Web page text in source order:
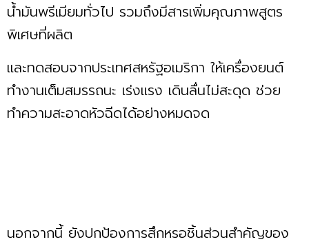
น้ำมันพรีเมียมทั่วไป รวมถึงมีสารเพิ่มคุณภาพสูตร
พิเศษที่ผลิต
และทดสอบจากประเทศสหรัฐอเมริกา ให้เครื่องยนต์
ทำงานเต็มสมรรถนะ เร่งแรง เดินลื่นไม่สะดุด ช่วย
ทำความสะอาดหัวฉีดได้อย่างหมดจด
นอกจากนี้ ยังปกป้องการสึกหรอชิ้นส่วนสำคัญของ